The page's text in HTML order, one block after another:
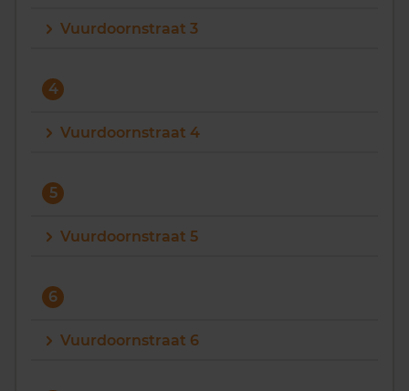
Vuurdoornstraat 3
4
Vuurdoornstraat 4
5
Vuurdoornstraat 5
6
Vuurdoornstraat 6